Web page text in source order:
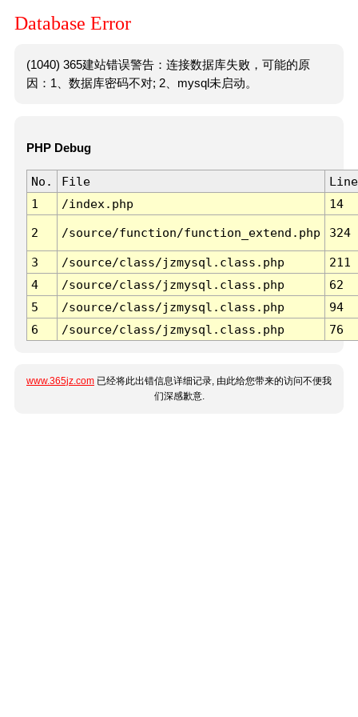
Database Error
(1040) 365建站错误警告：连接数据库失败，可能的原
因：1、数据库密码不对; 2、mysql未启动。
PHP Debug
No. File
Line
1
/index.php 14
2 /source/function/function_extend.php 324
3 /source/class/jzmysql.class.php
211
4
/source/class/jzmysql.class.php
62
5
/source/class/jzmysql.class.php
94
6
/source/class/jzmysql.class.php 76
www.365jz.com 已经将此出错信息详细记录, 由此给您带来的访问不便我
们深感歉意.